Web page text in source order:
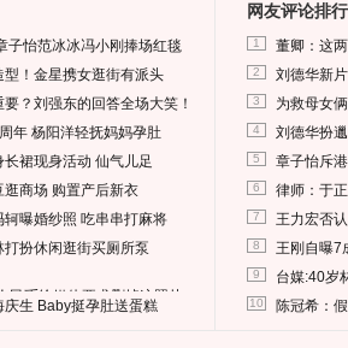
子怡范冰冰冯小刚捧场红毯
！金星携女逛街有派头
？刘强东的回答全场大笑！
年 杨阳洋轻抚妈妈孕肚
裙现身活动 仙气儿足
商场 购置产后新衣
曝婚纱照 吃串串打麻将
扮休闲逛街买厕所泵
民币给媒体要求删掉这照片
生 Baby挺孕肚送蛋糕
网友评论排行
1 董卿：这
2 刘德华新
3 为救母女
4 刘德华扮
5 章子怡斥
6 律师：于
7 王力宏否
8 王刚自曝7
9 台媒:40岁
10 陈冠希：